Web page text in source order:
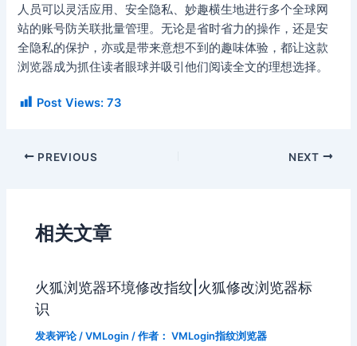
人员可以灵活应用、安全隐私、妙趣横生地进行多个全球网
站的账号防关联批量管理。无论是省时省力的操作，还是安
全隐私的保护，亦或是带来意想不到的趣味体验，都让这款
浏览器成为抓住读者眼球并吸引他们阅读全文的理想选择。
Post Views: 73
PREVIOUS NEXT
相关文章
火狐浏览器环境修改指纹|火狐修改浏览器标
识
发表评论 /VMLogin / 作者： VMLogin指纹浏览器